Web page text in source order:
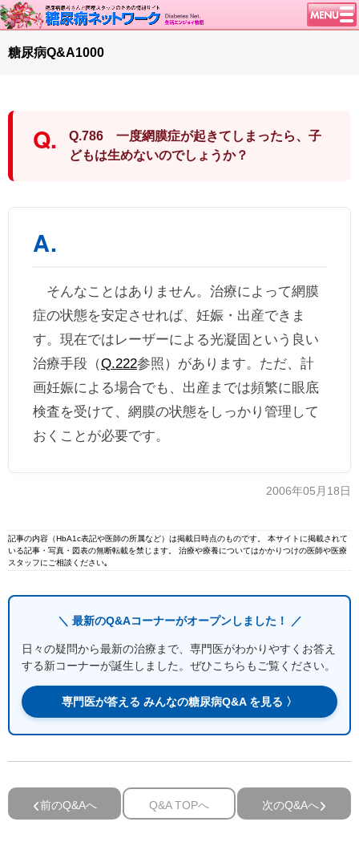
トップページ
糖尿病のきほん
特集・連載
血糖トレンド
特集・連載 一覧へ
1型ライフ
糖尿病Q&A1000
Q.786 一度網膜症が起きてしまったら、子
どもは生めないのでしょうか？
そんなことはありません。治療によって網膜
症の状態を安定させれば、妊娠・出産できま
す。現在ではレーザーによる光凝固という良い
治療手段（Q.222参照）があります。ただ、計
画妊娠による場合でも、出産までは頻繁に眼底
検査を受けて、網膜の状態をしっかり管理して
おくことが必要です。
2006年05月18日
記事の内容（HbA1c表記や医師の所属など）は掲載日時点のものです。 本サイトに掲載されて
いる記事・写真・図表の無断転載を禁じます。 治療や療養についてはかかりつけの医師や医療
スタッフにご相談ください｡
＼ 最新のQ&Aコーナーがオープンしました！ ／
日々の疑問から最新の治療まで、専門医がわかりやすくお答え
する新コーナーが誕生しました。ぜひこちらもご覧ください。
専門医が答える みんなの糖尿病Q&A を見る 〉
前のQ&Aへ Q&A TOPへ 次のQ&Aへ